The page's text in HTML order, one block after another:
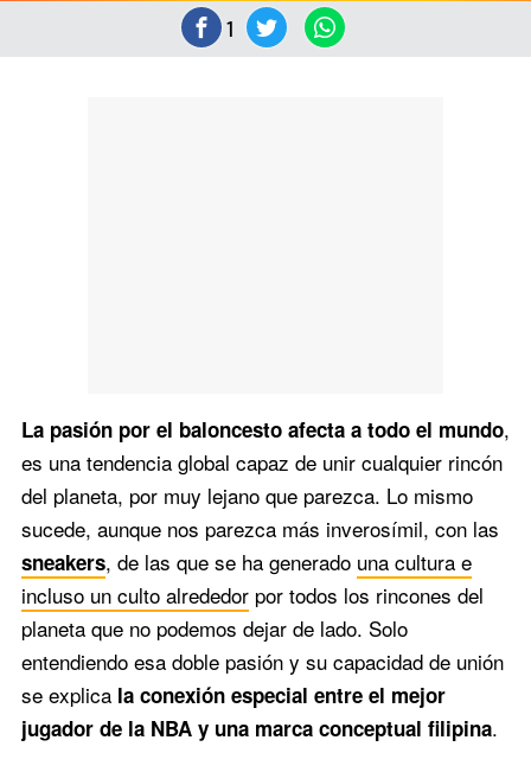
1
La pasión por el baloncesto afecta a todo el mundo,
es una tendencia global capaz de unir cualquier rincón
del planeta, por muy lejano que parezca. Lo mismo
sucede, aunque nos parezca más inverosímil, con las
sneakers, de las que se ha generado una cultura e
incluso un culto alrededorpor todos los rincones del
planeta que no podemos dejar de lado. Solo
entendiendo esa doble pasión y su capacidad de unión
se explica la conexión especial entre el mejor
jugador de la NBA y una marca conceptual filipina.